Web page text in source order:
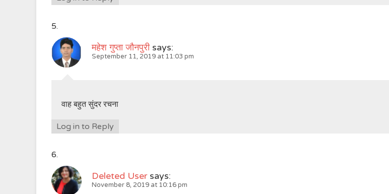
महेश गुप्ता जौनपुरी says:
September 11, 2019 at 11:03 pm
वाह बहुत सुंदर रचना
Log in to Reply
Deleted User says:
November 8, 2019 at 10:16 pm